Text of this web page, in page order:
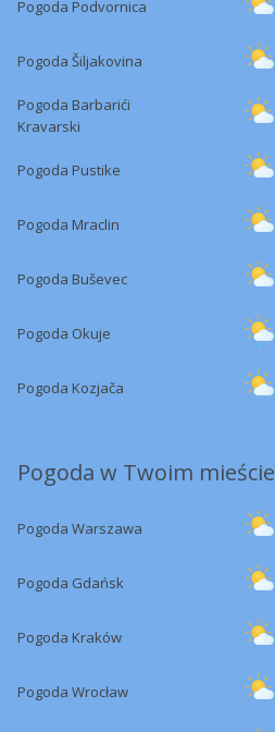
Pogoda Podvornica
Pogoda Šiljakovina
Pogoda Barbarići
Kravarski
Pogoda Pustike
Pogoda Mraclin
Pogoda Buševec
Pogoda Okuje
Pogoda Kozjača
Pogoda w Twoim mieście
Pogoda Warszawa
Pogoda Gdańsk
Pogoda Kraków
Pogoda Wrocław